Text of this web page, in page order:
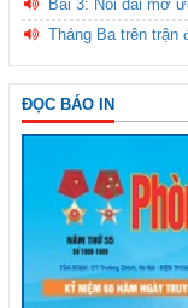
Bài 3: Nối dài mơ
Tháng Ba trên trận
ĐỌC BÁO IN